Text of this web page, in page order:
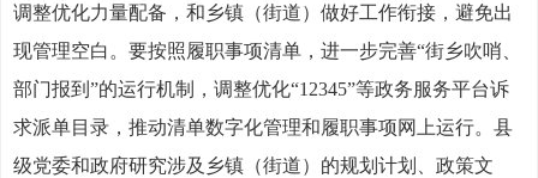
调整优化力量配备，和乡镇（街道）做好工作衔接，避免出
现管理空白。要按照履职事项清单，进一步完善“街乡吹哨、
部门报到”的运行机制，调整优化“12345”等政务服务平台诉
求派单目录，推动清单数字化管理和履职事项网上运行。县
级党委和政府研究涉及乡镇（街道）的规划计划、政策文